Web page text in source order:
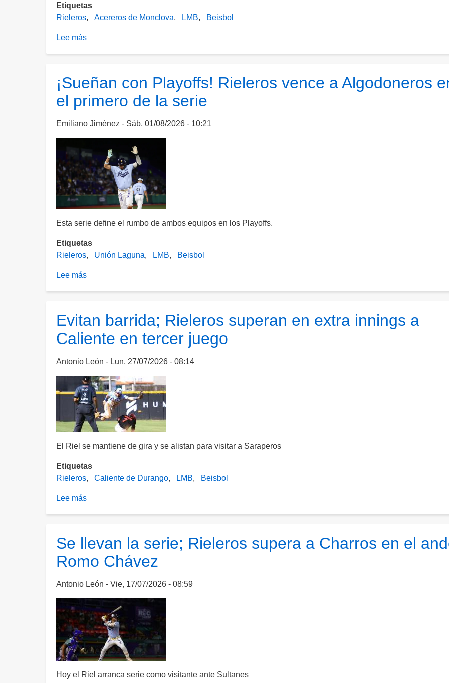
Etiquetas
Rieleros
Acereros de Monclova LMB Beisbol
Lee más
el
pase
Playoffs
en
el
primero
ante
Acereros
¡Sueñan con Playoffs! Rieleros vence a Algodoneros
el primero de la serie
Emiliano Jiménez Sáb, 01/08/2026 - 10:21
Esta serie define el rumbo de ambos equipos en los Playoffs.
Etiquetas
Rieleros
Unión Laguna LMB Beisbol
Lee más
Rieleros
vence
Algodoneros
el
primero
de
la
serie
Evitan barrida; Rieleros superan en extra innings a
Caliente en tercer juego
Antonio León Lun, 27/07/2026 - 08:14
El Riel se mantiene de gira y se alistan para visitar a Saraperos
Etiquetas
Rieleros
Caliente de Durango LMB Beisbol
Lee más
superan
en
innings
Caliente
en
tercer
juego
Se llevan la serie; Rieleros supera a Charros en el
Romo Chávez
Antonio León Vie, 17/07/2026 - 08:59
Hoy el Riel arranca serie como visitante ante Sultanes